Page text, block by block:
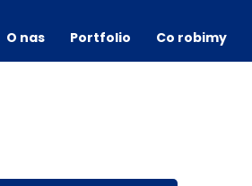
O nas Portfolio Co robimy